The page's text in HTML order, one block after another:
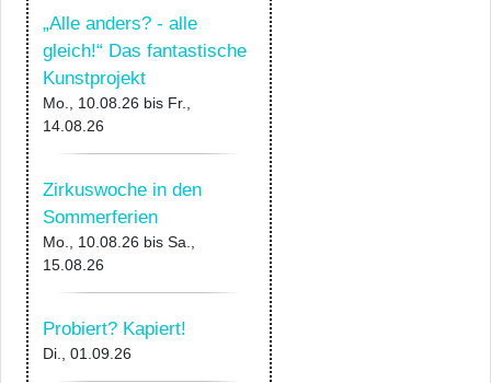
„Alle anders? - alle
gleich!“ Das fantastische
Kunstprojekt
Mo., 10.08.26 bis Fr.,
14.08.26
Zirkuswoche in den
Sommerferien
Mo., 10.08.26 bis Sa.,
15.08.26
Probiert? Kapiert!
Di., 01.09.26